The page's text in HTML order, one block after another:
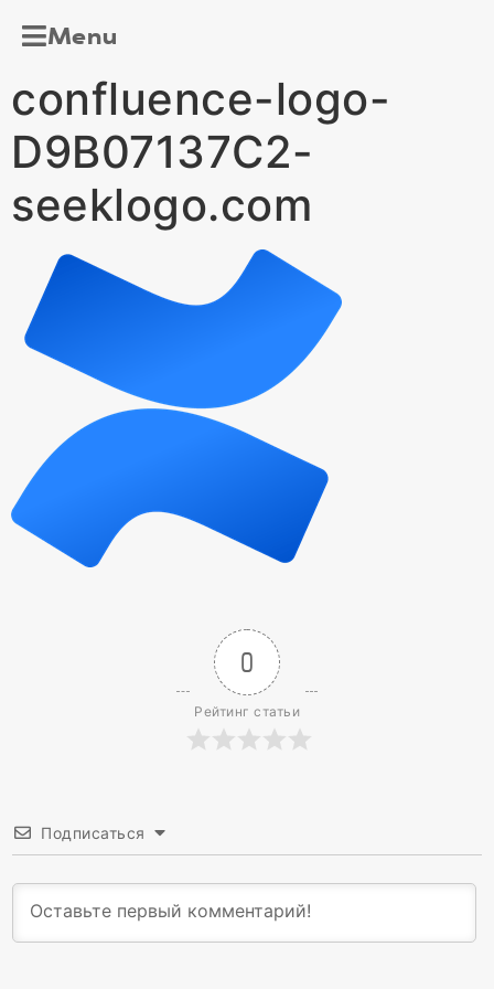
Menu
confluence-logo-
D9B07137C2-
seeklogo.com
0
Рейтинг статьи
Подписаться